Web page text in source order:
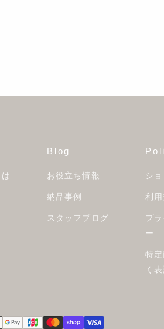
Blog
お役立ち情報
納品事例
スタッフブログ
シ
利用
プ
ー
特
く